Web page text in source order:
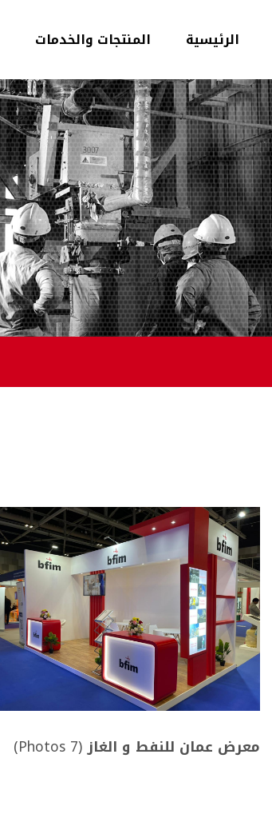
الرئيسية المنتجات والخدمات
معرض عمان للنفط و الغاز(7 Photos)